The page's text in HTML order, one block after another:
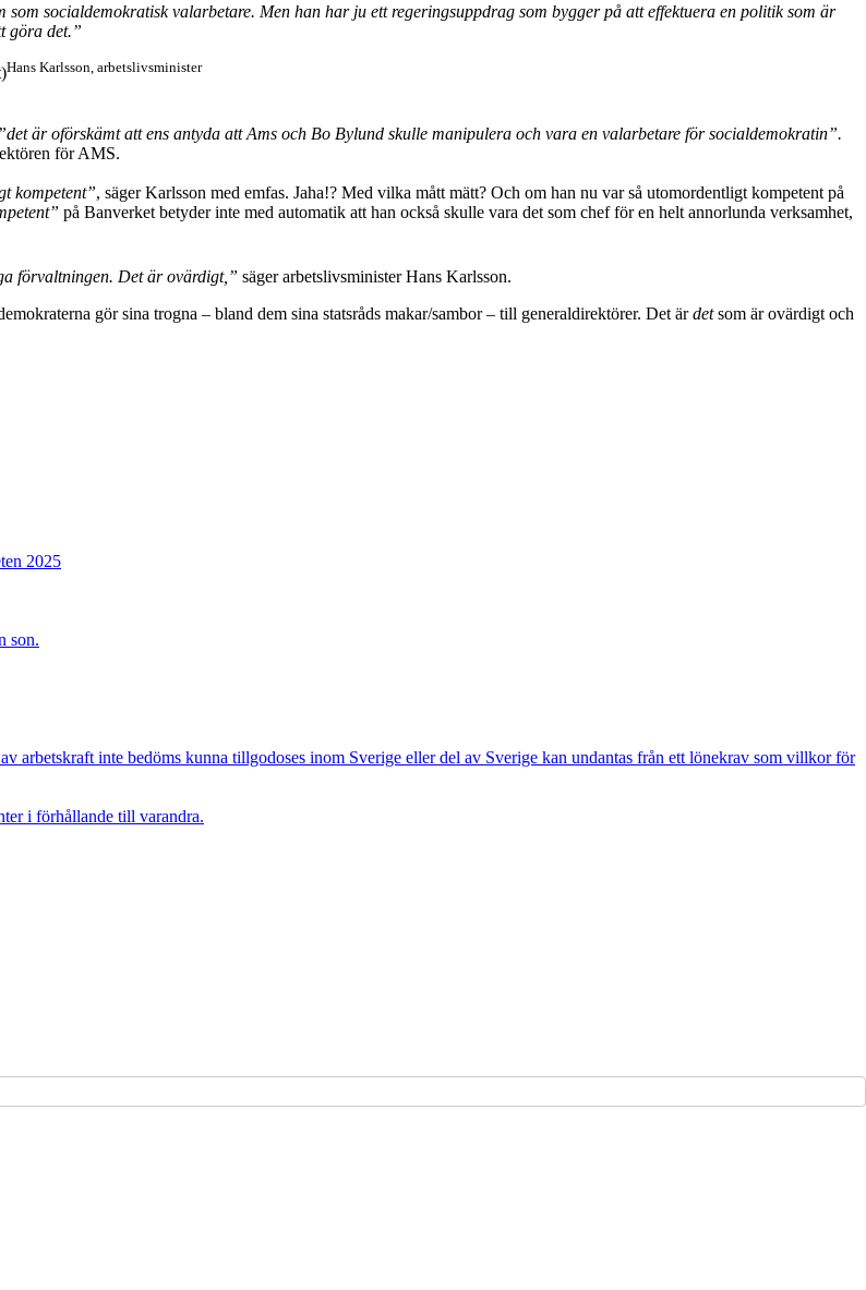
socialdemokratisk valarbetare. Men han har ju ett regeringsuppdrag som bygger på att effektuera en politik som är
göra det.”
Hans Karlsson, arbetslivsminister
”det är oförskämt att ens antyda att Ams och Bo Bylund skulle manipulera och vara en valarbetare för socialdemokratin”.
för AMS.
kompetent”, säger Karlsson med emfas. Jaha!? Med vilka mått mätt? Och om han nu var så utomordentligt kompetent på
på Banverket betyder inte med automatik att han också skulle vara det som chef för en helt annorlunda verksamhet,
förvaltningen. Det är ovärdigt,” säger arbetslivsminister Hans Karlsson.
gör sina trogna – bland dem sina statsråds makar/sambor – till generaldirektörer. Det ärdetsom är ovärdigt och
2025
son.
arbetskraft inte bedöms kunna tillgodoses inom Sverige eller del av Sverige kan undantas från ett lönekrav som villkor för
i förhållande till varandra.